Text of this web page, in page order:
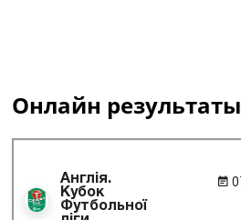
Онлайн результаты